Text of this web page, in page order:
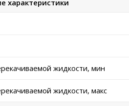
характеристики
жидкости, мин
жидкости, макс